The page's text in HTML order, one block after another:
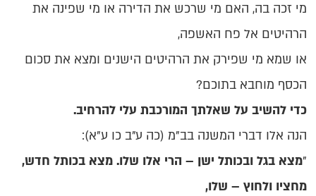
מי זכה בה, האם מי שרכש את הדירה או מי שפינה את
הרהיטים אל פח האשפה,
או שמא מי שפירק את הרהיטים הישנים ומצא את סכום
הכסף מוחבא בתוכם?
כדי להשיב על שאלתך המורכבת עלי להרחיב.
הנה אלו דברי המשנה בב"מ (כה ע"ב כו ע"א):
מצא בגל ובכותל ישן – הרי אלו שלו. מצא בכותל חדש,
מחציו ולחוץ – שלו,